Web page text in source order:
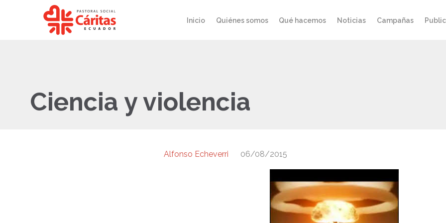
Inicio Quiénes somos Qué hacemos Noticias Campañas
Ciencia y violencia
Alfonso Echeverri 06/08/2015